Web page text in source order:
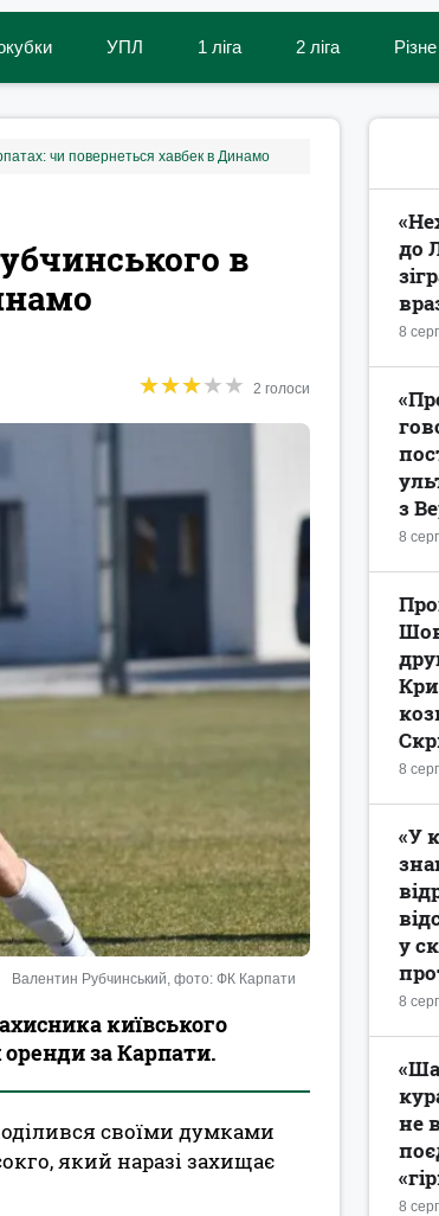
УПЛ 1 ліга 2 ліга Різне
чи повернеться хавбек в Динамо
в
★★★★★
★★★★★ 2 голоси
Валентин Рубчинський, фото: ФК Карпати
київського
за Карпати.
своїми думками
який наразі захищає
8
до
8
з
8
8
«У
у
8
не